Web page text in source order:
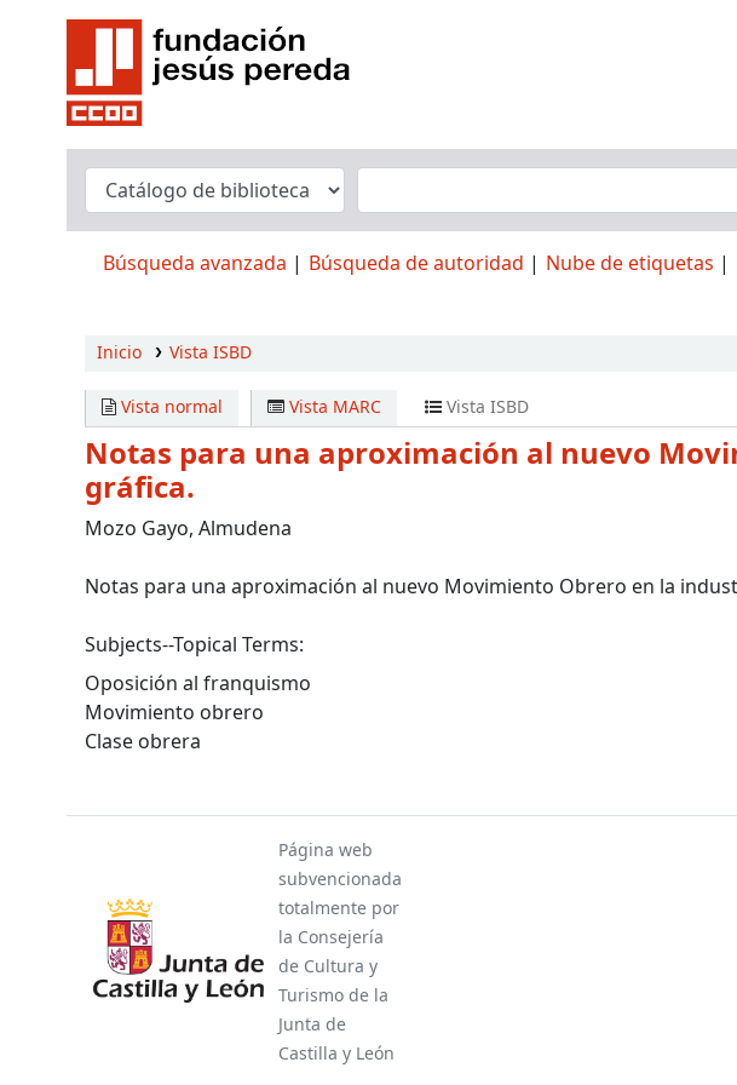
Búsqueda avanzada Búsqueda de autoridad Nube de etiquetas
Inicio Vista ISBD
Vista normal Vista MARC Vista ISBD
Notas para una aproximación al nuevo
gráfica.
Mozo Gayo, Almudena
Notas para una aproximación al nuevo Movimiento Obrero en la
Subjects--Topical Terms:
Oposición al franquismo
Movimiento obrero
Clase obrera
Página web
subvencionada
totalmente por
la Consejería
de Cultura y
Turismo de la
Junta de
Castilla y León